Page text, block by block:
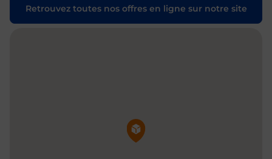
Retrouvez toutes nos offres en ligne sur notre site
Pin de la carte